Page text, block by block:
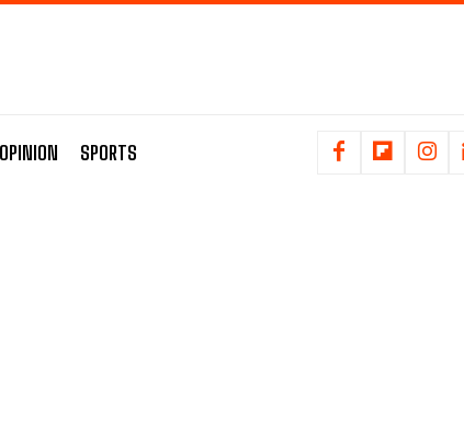
OPINION SPORTS